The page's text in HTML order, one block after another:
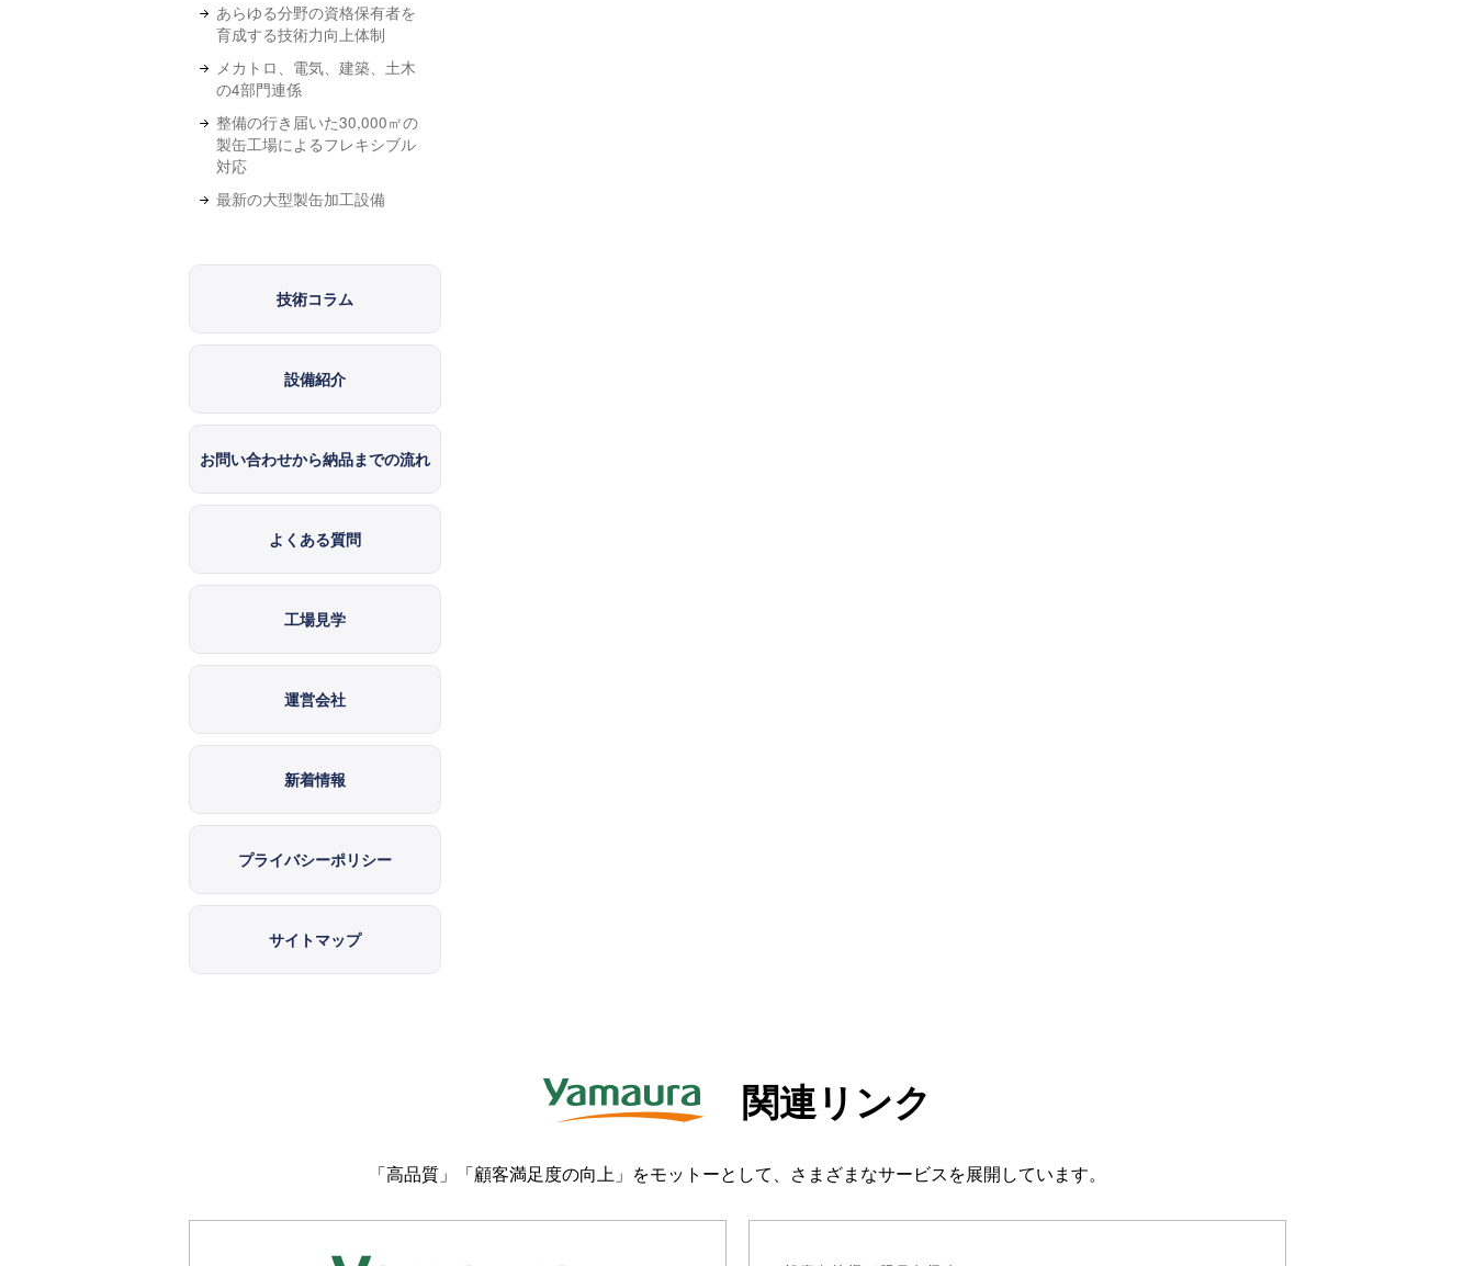
あらゆる分野の資格保有者を
育成する技術力向上体制
メカトロ、電気、建築、土木
の4部門連係
整備の行き届いた30,000㎡の
製缶工場によるフレキシブル
対応
最新の大型製缶加工設備
技術コラム
設備紹介
お問い合わせから納品までの流れ
よくある質問
工場見学
運営会社
新着情報
プライバシーポリシー
サイトマップ
関連リンク
「高品質」「顧客満足度の向上」をモットーとして、さまざまなサービスを展開しています。